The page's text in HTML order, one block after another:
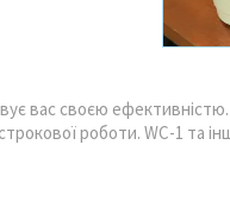
вас своєю
роботи. WC-1 та